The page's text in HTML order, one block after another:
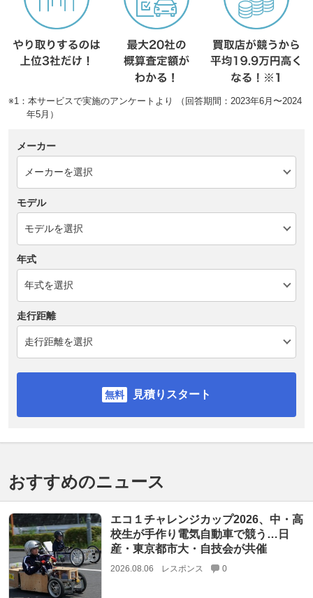
※1：本サービスで実施のアンケートより （回答期間：2023年6月〜2024
年5月）
メーカー
モデル
年式
走行距離
見積りスタート
おすすめのニュース
エコ１チャレンジカップ2026、中・高
校生が手作り電気自動車で競う…日
産・東京都市大・自技会が共催
2026.08.06 レスポンス 0